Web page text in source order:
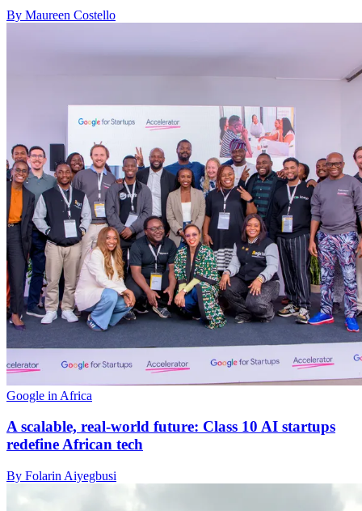
By Maureen Costello
Google in Africa
A scalable, real-world future: Class 10 AI startups
redefine African tech
By Folarin Aiyegbusi